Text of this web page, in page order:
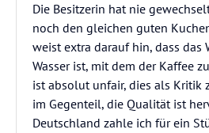
Die Besitzerin hat nie
noch den gleichen guten
weist extra darauf hin, dass das
Wasser ist, mit dem der Kaffee
ist absolut unfair, dies als Kritik
im Gegenteil, die Qualität ist
Deutschland zahle ich für ein